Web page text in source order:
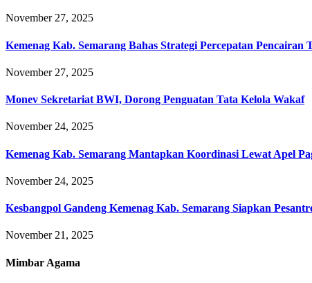
November 27, 2025
Kemenag Kab. Semarang Bahas Strategi Percepatan
November 27, 2025
Monev Sekretariat BWI, Dorong Penguatan Tata Kelola Wakaf
November 24, 2025
Kemenag Kab. Semarang Mantapkan Koordinasi Lewat Apel
November 24, 2025
Kesbangpol Gandeng Kemenag Kab. Semarang Siapkan
November 21, 2025
Mimbar Agama